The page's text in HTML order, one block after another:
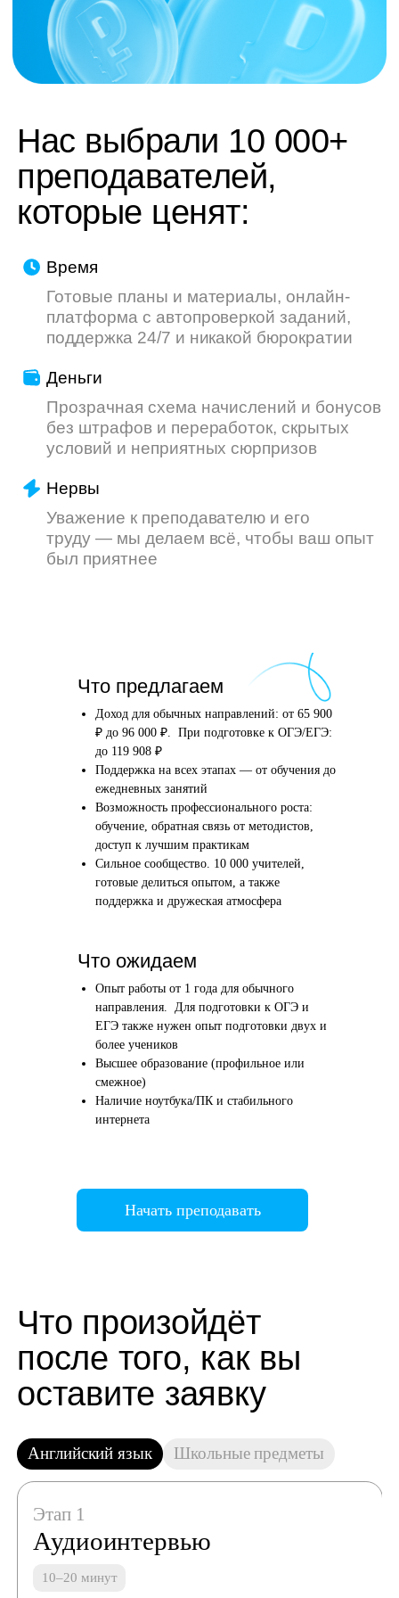
труду — мы делаем всё, чтобы ваш опыт
был приятнее
Что предлагаем
Начать преподавать
Что ожидаем
Доход для обычных направлений: от 65 900
₽ до 96 000 ₽. При подготовке к ОГЭ/ЕГЭ:
до 119 908 ₽
Поддержка на всех этапах — от обучения до
ежедневных занятий
Возможность профессионального роста:
обучение, обратная связь от методистов,
доступ к лучшим практикам
Сильное сообщество. 10 000 учителей,
готовые делиться опытом, а также
поддержка и дружеская атмосфера
Опыт работы от 1 года для обычного
направления. Для подготовки к ОГЭ и
ЕГЭ также нужен опыт подготовки двух и
более учеников
Высшее образование (профильное или
смежное)
Наличие ноутбука/ПК и стабильного
интернета
после того, как вы
оставите заявку
Английский язык Школьные предметы
Аудиоинтервью
Отвечаете по-английски на 4 вопроса
Начать преподавать